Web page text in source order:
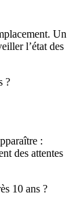
Un
l’état des
?
:
des attentes
10 ans ?